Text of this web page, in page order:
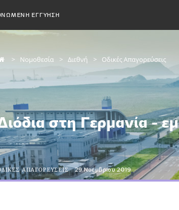
ΕΓΓΥΗΣΗ
Νομοθεσία Διεθνή Οδικές Απαγορεύσεις
στη Γερμανία -
ΑΠΑΓΟΡΕΥΣΕΙΣ 29 Νοεμβρίου 2019